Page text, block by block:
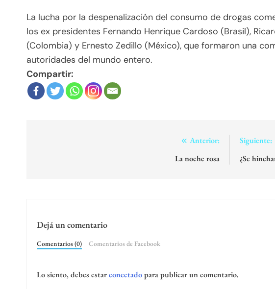
La lucha por la despenalización del consumo de drogas
los ex presidentes Fernando Henrique Cardoso (Brasil),
(Colombia) y Ernesto Zedillo (México), que formaron una
autoridades del mundo entero.
Compartir:
Anterior:
La noche rosa
Siguiente:
¿Se
Dejá un comentario
Comentarios (0) Comentarios de Facebook
Lo siento, debes estarconectadopara publicar un comentario.